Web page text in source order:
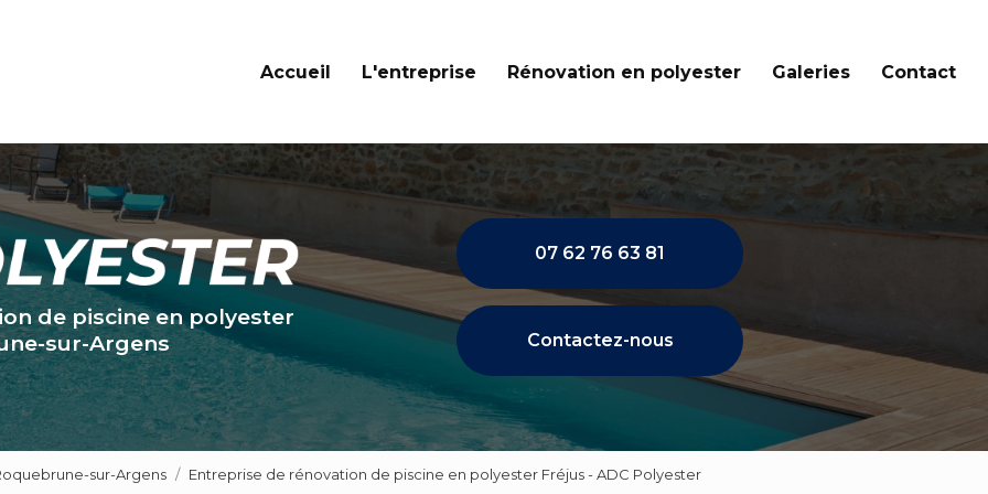
Accueil L'entreprise Rénovation en polyester Galeries Contact
de piscine en polyester
sur-Argens
07 62 76 63 81
Contactez-nous
sur-Argens
Entreprise de rénovation de piscine en polyester Fréjus - ADC Polyester